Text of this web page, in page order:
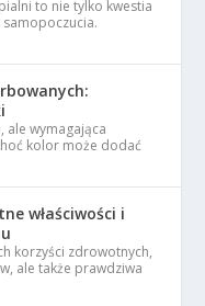
to nie tylko kwestia
ale wymagająca
kolor może dodać
właściwości i
korzyści zdrowotnych,
ale także prawdziwa